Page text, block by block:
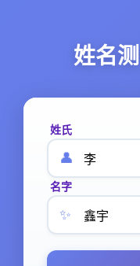
姓名
姓氏
👤
名字
✨